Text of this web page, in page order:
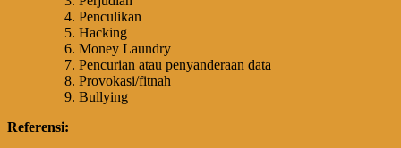
Penculikan
Hacking
Money Laundry
Pencurian atau penyanderaan data
Provokasi/fitnah
Bullying
Referensi: